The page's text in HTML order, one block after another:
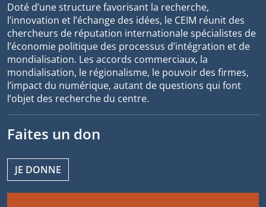
Doté d’une structure favorisant la recherche,
l’innovation et l’échange des idées, le CEIM réunit des
chercheurs de réputation internationale spécialistes de
l’économie politique des processus d’intégration et de
mondialisation. Les accords commerciaux, la
mondialisation, le régionalisme, le pouvoir des firmes,
l’impact du numérique, autant de questions qui font
l’objet des recherche du centre.
Faites un don
JE DONNE